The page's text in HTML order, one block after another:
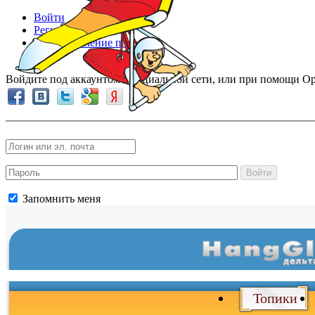
Войти
Регистрация
Восстановление пароля
Войдите под аккаунтом в социальной сети, или при помощи
Войти
Запомнить меня
Войти
Топики